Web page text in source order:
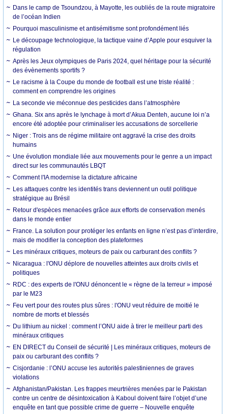
Dans le camp de Tsoundzou, à Mayotte, les oubliés de la route migratoire
de l’océan Indien
Pourquoi masculinisme et antisémitisme sont profondément liés
Le découpage technologique, la tactique vaine d’Apple pour esquiver la
régulation
Après les Jeux olympiques de Paris 2024, quel héritage pour la sécurité
des évènements sportifs ?
Le racisme à la Coupe du monde de football est une triste réalité :
comment en comprendre les origines
La seconde vie méconnue des pesticides dans l’atmosphère
Ghana. Six ans après le lynchage à mort d’Akua Denteh, aucune loi n’a
encore été adoptée pour criminaliser les accusations de sorcellerie
Niger : Trois ans de régime militaire ont aggravé la crise des droits
humains
Une évolution mondiale liée aux mouvements pour le genre a un impact
direct sur les communautés LBQT
Comment l'IA modernise la dictature africaine
Les attaques contre les identités trans deviennent un outil politique
stratégique au Brésil
Retour d'espèces menacées grâce aux efforts de conservation menés
dans le monde entier
France. La solution pour protéger les enfants en ligne n’est pas d’interdire,
mais de modifier la conception des plateformes
Les minéraux critiques, moteurs de paix ou carburant des conflits ?
Nicaragua : l'ONU déplore de nouvelles atteintes aux droits civils et
politiques
RDC : des experts de l'ONU dénoncent le « règne de la terreur » imposé
par le M23
Feu vert pour des routes plus sûres : l'ONU veut réduire de moitié le
nombre de morts et blessés
Du lithium au nickel : comment l’ONU aide à tirer le meilleur parti des
minéraux critiques
EN DIRECT du Conseil de sécurité | Les minéraux critiques, moteurs de
paix ou carburant des conflits ?
Cisjordanie : l’ONU accuse les autorités palestiniennes de graves
violations
Afghanistan/Pakistan. Les frappes meurtrières menées par le Pakistan
contre un centre de désintoxication à Kaboul doivent faire l’objet d’une
enquête en tant que possible crime de guerre – Nouvelle enquête